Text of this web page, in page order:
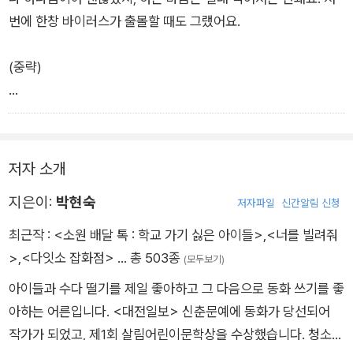
번에 한창 바이러스가 출몰할 때도 그랬어요.
(중략)
얘들아, 제발 하지 말라고 하면 말 좀 들어라, 말 좀!
저자 소개
지은이: 박현숙 저자파일 신간알림 신청
최근작 : <소원 배달 톡 : 학교 가기 싫은 아이들> <너를 빌려줘
> <다잇소 잡화점> … 총 503종 (모두보기)
아이들과 수다 떨기를 제일 좋아하고 그 다음으로 동화 쓰기를 좋
아하는 어른입니다. <대전일보> 신춘문예에 동화가 당선되어
작가가 되었고, 제1회 살림어린이문학상을 수상했습니다. 청소년